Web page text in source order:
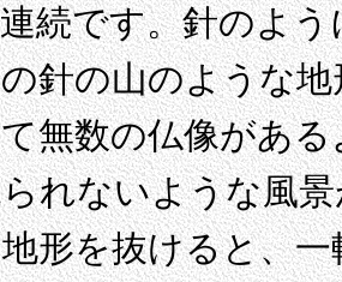
続です。針のよ
針の山のような
無数の仏像があ
れないような風
形を抜けると、